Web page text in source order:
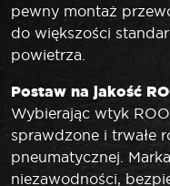
pewny montaż
do większości
powietrza.
Postaw na jakość
Wybierając wtyk
sprawdzone i trwałe
pneumatycznej.
niezawodności,